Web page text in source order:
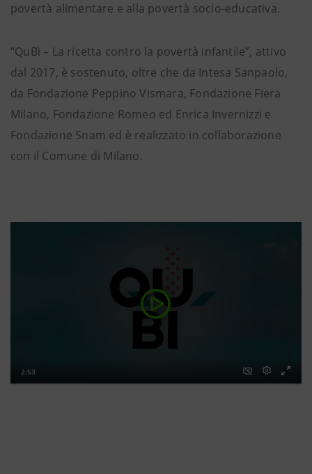
povertà alimentare e alla povertà socio-educativa.
“QuBì – La ricetta contro la povertà infantile”, attivo
dal 2017, è sostenuto, oltre che da Intesa Sanpaolo,
da Fondazione Peppino Vismara, Fondazione Fiera
Milano, Fondazione Romeo ed Enrica Invernizzi e
Fondazione Snam ed è realizzato in collaborazione
con il Comune di Milano.